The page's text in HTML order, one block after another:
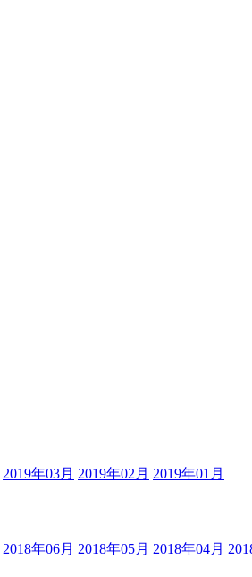
2019年03月 2019年02月 2019年01月
2018年06月 2018年05月 2018年04月